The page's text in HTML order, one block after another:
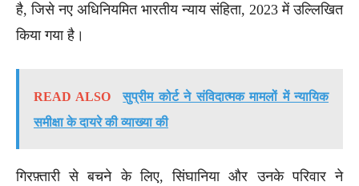
है, जिसे नए अधिनियमित भारतीय न्याय संहिता, 2023 में उल्लिखित
किया गया है।
READ ALSO
सुप्रीम कोर्ट ने संविदात्मक मामलों में न्यायिक
समीक्षा के दायरे की व्याख्या की
गिरफ़्तारी से बचने के लिए, सिंघानिया और उनके परिवार ने